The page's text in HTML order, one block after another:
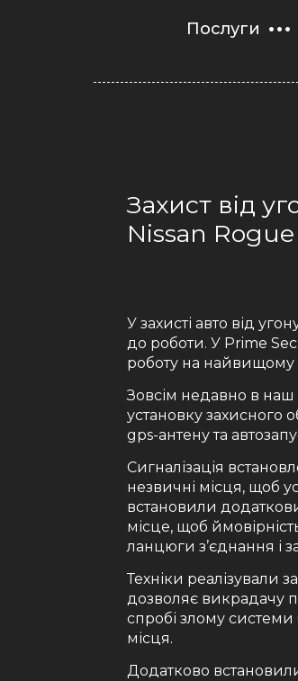
Послуги
Захист від
Nissan Rogue
У захисті авто від
до роботи. У Prime
роботу на найвищому
Зовсім недавно в наш
установку захисного
gps-антену та
Сигналізація
незвичні місця, щоб
встановили
місце, щоб
ланцюги з’єднання і
Техніки реалізували
дозволяє викрадачу
спробі злому
місця.
Додатково